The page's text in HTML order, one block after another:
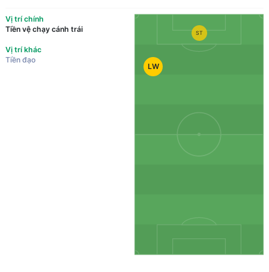
Vị trí chính
Tiền vệ chạy cánh trái
Vị trí khác
Tiền đạo
LW
ST